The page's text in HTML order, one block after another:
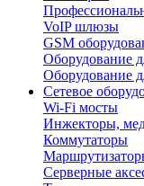
VoIP шлюзы
GSM
Оборудование
Оборудование
Сетевое
Wi-Fi мосты
Инжекторы,
Коммутаторы
Серверные